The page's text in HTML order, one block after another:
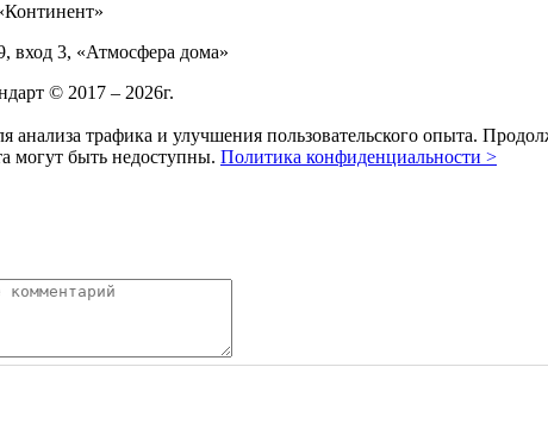
вход 3, «Атмосфера дома»
© 2017 – 2026г.
анализа трафика и улучшения пользовательского опыта.
могут быть недоступны. Политика конфиденциальности >